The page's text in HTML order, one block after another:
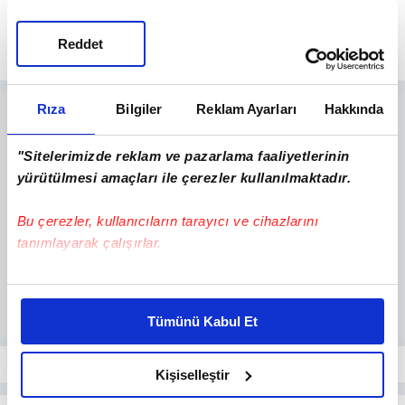
Rıza Bilgiler Reklam Ayarları Hakkında
"Sitelerimizde reklam ve pazarlama faaliyetlerinin
yürütülmesi amaçları ile çerezler kullanılmaktadır.
Bu çerezler, kullanıcıların tarayıcı ve cihazlarını
tanımlayarak çalışırlar.
Bu çerezlere izin vermeniz halinde sizlere özel
daha iyi reklam deneyimi yaşatabiliriz. Bunu yaparken
amacımızın size daha iyi bir reklam deneyimi sunmak
olduğunu ve sizlere en iyi içerikleri sunabilmek adına
elimizden gelen çabayı gösterdiğimizi ve bu noktada,
Tümünü Kabul Et
Kişiselleştir
Reddet
gerçekleşmişti.